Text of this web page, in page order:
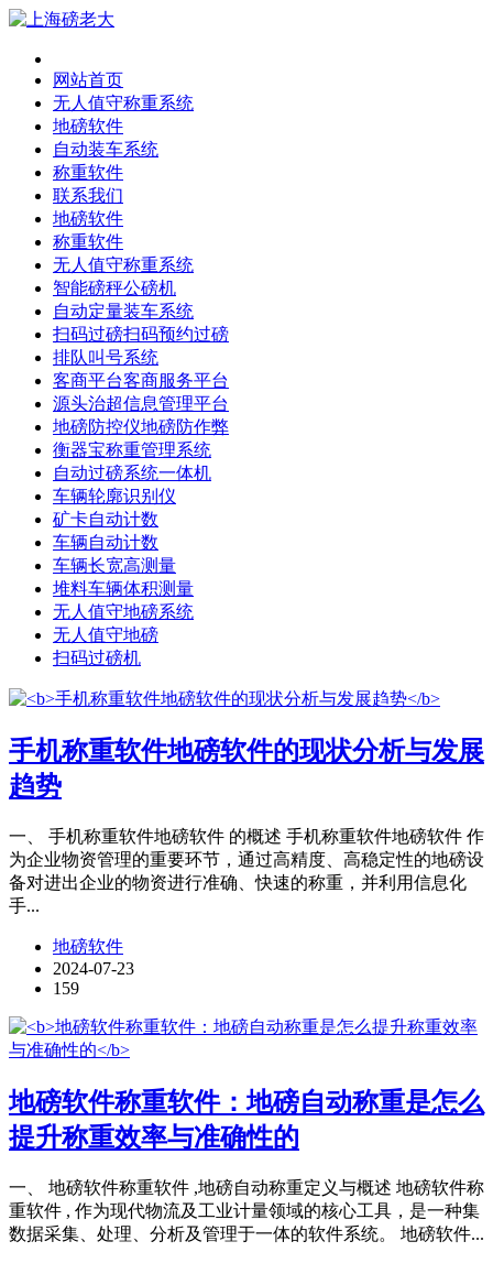
网站首页
无人值守称重系统
地磅软件
自动装车系统
称重软件
联系我们
地磅软件
称重软件
无人值守称重系统
智能磅秤公磅机
自动定量装车系统
扫码过磅扫码预约过磅
排队叫号系统
客商平台客商服务平台
源头治超信息管理平台
地磅防控仪地磅防作弊
衡器宝称重管理系统
自动过磅系统一体机
车辆轮廓识别仪
矿卡自动计数
车辆自动计数
车辆长宽高测量
堆料车辆体积测量
无人值守地磅系统
无人值守地磅
扫码过磅机
手机称重软件地磅软件的现状分析与发展
趋势
一、 手机称重软件地磅软件 的概述 手机称重软件地磅软件 作
为企业物资管理的重要环节，通过高精度、高稳定性的地磅设
备对进出企业的物资进行准确、快速的称重，并利用信息化
手...
地磅软件
2024-07-23
159
地磅软件称重软件：地磅自动称重是怎么
提升称重效率与准确性的
一、 地磅软件称重软件 ,地磅自动称重定义与概述 地磅软件称
重软件 , 作为现代物流及工业计量领域的核心工具，是一种集
数据采集、处理、分析及管理于一体的软件系统。 地磅软件...